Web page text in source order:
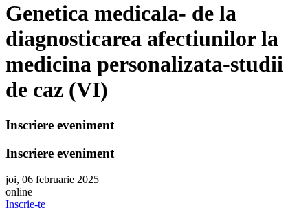
Genetica medicala- de la
diagnosticarea afectiunilor la
medicina personalizata-studii
de caz (VI)
Inscriere eveniment
Inscriere eveniment
joi, 06 februarie 2025
online
Inscrie-te